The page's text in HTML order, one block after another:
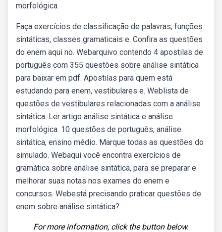
morfológica.
Faça exercícios de classificação de palavras, funções
sintáticas, classes gramaticais e. Confira as questões
do enem aqui no. Webarquivo contendo 4 apostilas de
português com 355 questões sobre análise sintática
para baixar em pdf. Apostilas para quem está
estudando para enem, vestibulares e. Weblista de
questões de vestibulares relacionadas com a análise
sintática. Ler artigo análise sintática e análise
morfológica. 10 questões de português, análise
sintática, ensino médio. Marque todas as questões do
simulado. Webaqui você encontra exercícios de
gramática sobre análise sintática, para se preparar e
melhorar suas notas nos exames do enem e
concursos. Webestá precisando praticar questões de
enem sobre análise sintática?
For more information, click the button below.